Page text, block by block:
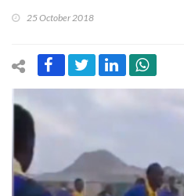
25 October 2018